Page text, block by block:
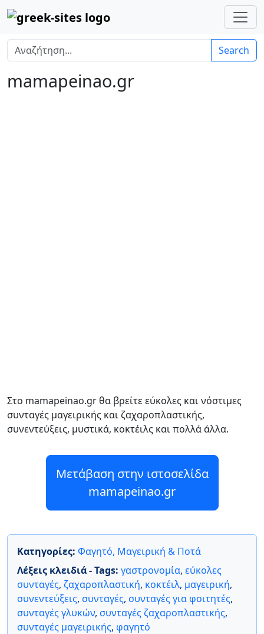
Search
mamapeinao.gr
Στο mamapeinao.gr θα βρείτε εύκολες και νόστιμες
συνταγές μαγειρικής και ζαχαροπλαστικής,
συνεντεύξεις, μυστικά, κοκτέιλς και πολλά άλλα.
Μετάβαση στην ιστοσελίδα
mamapeinao.gr
Κατηγορίες: Φαγητό, Μαγειρική & Ποτά
Λέξεις κλειδιά - Tags: γαστρονομία, εύκολες
συνταγές, ζαχαροπλαστική, κοκτέιλ, μαγειρική,
συνεντεύξεις, συνταγές, συνταγές για φοιτητές,
συνταγές γλυκών, συνταγές ζαχαροπλαστικής,
συνταγές μαγειρικής, φαγητό